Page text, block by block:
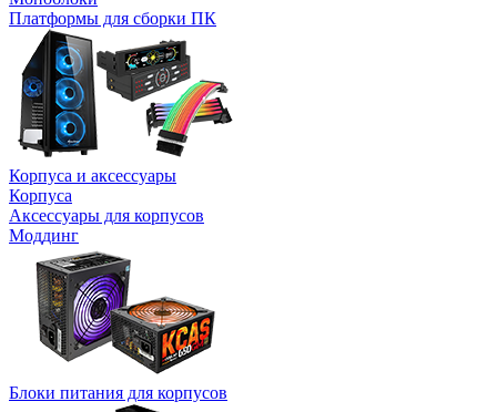
Платформы для сборки ПК
Корпуса и аксессуары
Корпуса
Аксессуары для корпусов
Моддинг
Блоки питания для корпусов